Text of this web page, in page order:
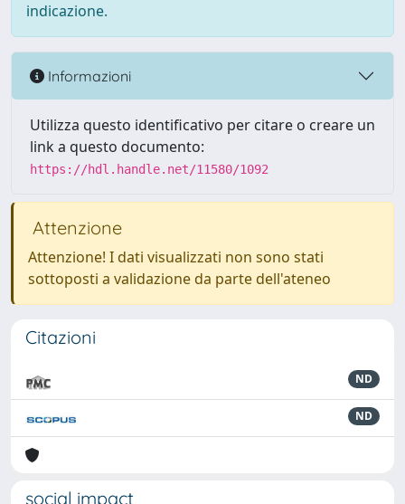
indicazione.
Informazioni
Utilizza questo identificativo per citare o creare un
link a questo documento:
https://hdl.handle.net/11580/1092
Attenzione
Attenzione! I dati visualizzati non sono stati
sottoposti a validazione da parte dell'ateneo
Citazioni
ND
ND
social impact